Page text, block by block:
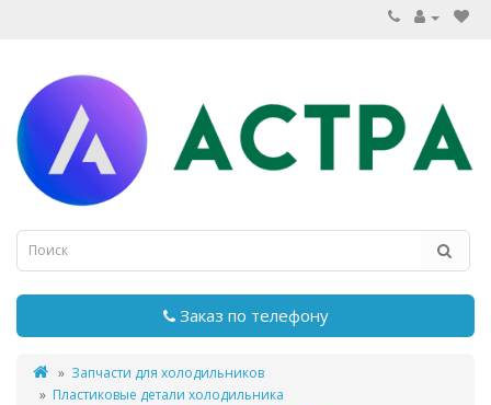
Заказ по телефону
Запчасти для холодильников
Пластиковые детали холодильника